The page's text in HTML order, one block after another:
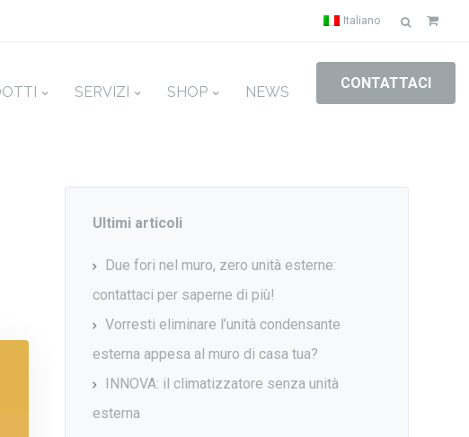
Italiano Ricerca
per:
SERVIZI SHOP NEWS
CONTATTACI
Ultimi articoli
Due fori nel muro, zero unità esterne:
contattaci per saperne di più!
Vorresti eliminare l’unità condensante
esterna appesa al muro di casa tua?
INNOVA: il climatizzatore senza unità
esterna